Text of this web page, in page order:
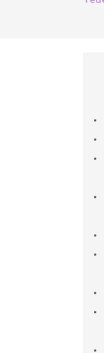
•
•
•
•
•
•
•
•
•